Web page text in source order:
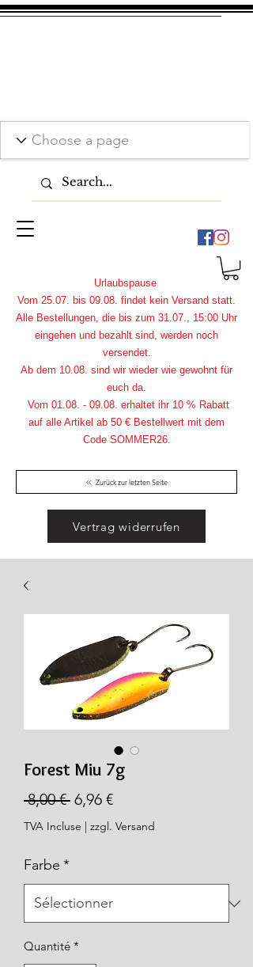
Zurück zur letzten Seite
Urlaubspause
Vom 25.07. bis 09.08. findet kein Versand statt.
Alle Bestellungen, die bis zum 31.07., 15:00 Uhr
eingehen und bezahlt sind, werden noch
versendet.
Ab dem 10.08. sind wir wieder wie gewohnt für
euch da.
Vom 01.08. - 09.08. erhaltet ihr 10 % Rabatt
auf alle Artikel ab 50 € Bestellwert mit dem
Code SOMMER26.
Vertrag widerrufen
Forest Miu 7g
8,00 € Prix
original
6,96 €Prix
promotionnel
TVA Incluse | zzgl. Versand
Farbe *
Quantité *